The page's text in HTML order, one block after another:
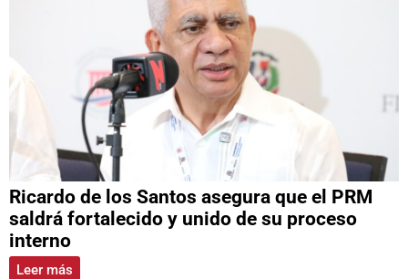
Ricardo de los Santos asegura que el PRM
saldrá fortalecido y unido de su proceso
interno
Leer más